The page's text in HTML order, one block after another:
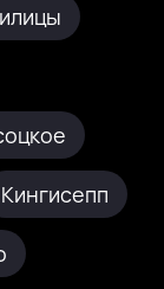
Кингисепп